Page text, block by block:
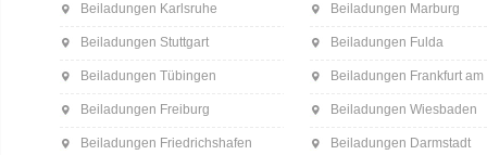
Beiladungen Karlsruhe
Beiladungen Stuttgart
Beiladungen Tübingen
Beiladungen Freiburg
Beiladungen Friedrichshafen
Beiladungen Marburg
Beiladungen Fulda
Beiladungen Frankfurt am
Beiladungen Wiesbaden
Beiladungen Darmstadt